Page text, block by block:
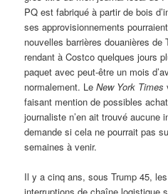
PQ est fabriqué à partir de bois
ses approvisionnements
nouvelles barrières douanières de
rendant à Costco quelques jours
paquet avec peut-être un mois
normalement. LeNew York Times
faisant mention de possibles
journaliste n’en ait trouvé aucune
demande si cela ne pourrait pas
semaines à venir.
Il y a cinq ans, sous Trump 45,
interruptions de chaîne logistique